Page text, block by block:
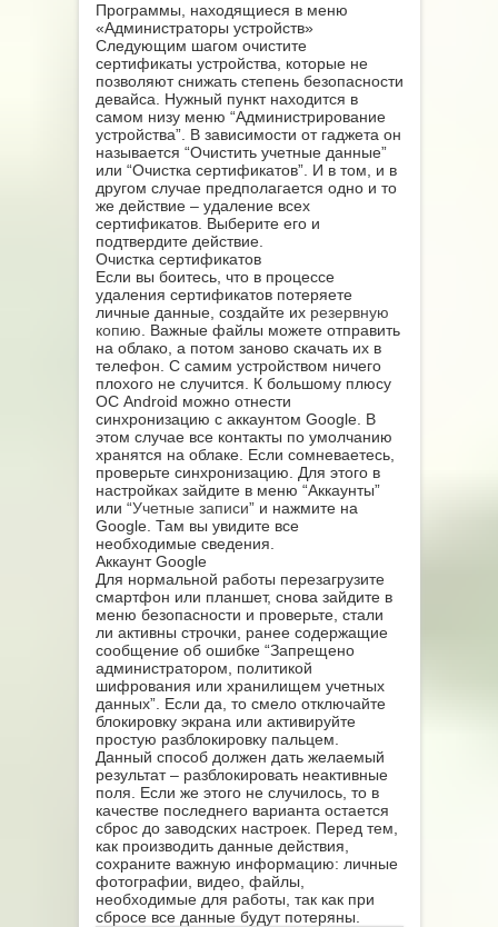
Программы, находящиеся в меню
«Администраторы устройств»
Следующим шагом очистите
сертификаты устройства, которые не
позволяют снижать степень безопасности
девайса. Нужный пункт находится в
самом низу меню “Администрирование
устройства”. В зависимости от гаджета он
называется “Очистить учетные данные”
или “Очистка сертификатов”. И в том, и в
другом случае предполагается одно и то
же действие – удаление всех
сертификатов. Выберите его и
подтвердите действие.
Очистка сертификатов
Если вы боитесь, что в процессе
удаления сертификатов потеряете
личные данные, создайте их резервную
копию . Важные файлы можете отправить
на облако, а потом заново скачать их в
телефон. С самим устройством ничего
плохого не случится. К большому плюсу
ОС Android можно отнести
синхронизацию с аккаунтом Google. В
этом случае все контакты по умолчанию
хранятся на облаке. Если сомневаетесь,
проверьте синхронизацию. Для этого в
настройках зайдите в меню “Аккаунты”
или “Учетные записи” и нажмите на
Google. Там вы увидите все
необходимые сведения.
Аккаунт Google
Для нормальной работы перезагрузите
смартфон или планшет, снова зайдите в
меню безопасности и проверьте, стали
ли активны строчки, ранее содержащие
сообщение об ошибке “Запрещено
администратором, политикой
шифрования или хранилищем учетных
данных”. Если да, то смело отключайте
блокировку экрана или активируйте
простую разблокировку пальцем.
Данный способ должен дать желаемый
результат – разблокировать неактивные
поля. Если же этого не случилось, то в
качестве последнего варианта остается
сброс до заводских настроек. Перед тем,
как производить данные действия,
сохраните важную информацию: личные
фотографии, видео, файлы,
необходимые для работы, так как при
сбросе все данные будут потеряны.